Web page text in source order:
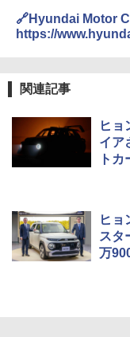
🔗Hyundai Motor
https://
関連記事
ヒョ
イア
ト
ヒョ
スタ
万